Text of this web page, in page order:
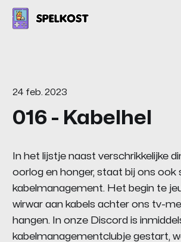
24 feb. 2023
016 - Kabelhel
In het lijstje naast verschrikkelijke
oorlog en honger, staat bij ons ook
kabelmanagement. Het begin te
wirwar aan kabels achter ons tv-
hangen. In onze Discord is
kabelmanagementclubje gestart,